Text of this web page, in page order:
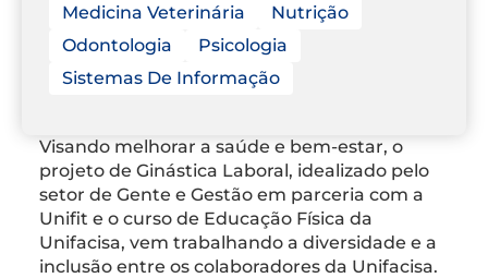
Medicina Veterinária
Nutrição
Odontologia
Psicologia
Sistemas De Informação
Visando melhorar a saúde e bem-estar, o
projeto de Ginástica Laboral, idealizado pelo
setor de Gente e Gestão em parceria com a
Unifit e o curso de Educação Física da
Unifacisa, vem trabalhando a diversidade e a
inclusão entre os colaboradores da Unifacisa.